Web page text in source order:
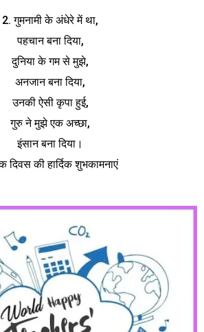
2. गुमनामी के अंधेरे में था,
पहचान बना दिया,
दुनिया के गम से मुझे,
अनजान बना दिया,
उनकी ऐसी कृपा हुई,
गुरु ने मुझे एक अच्छा,
इंसान बना दिया।
दिवस की हार्दिक शुभकामनाएं